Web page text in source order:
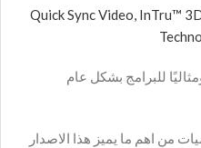
Quick Sync Video, InTru™
للبرامج بشكل عام
من اهم ما يميز هذا الاصدار